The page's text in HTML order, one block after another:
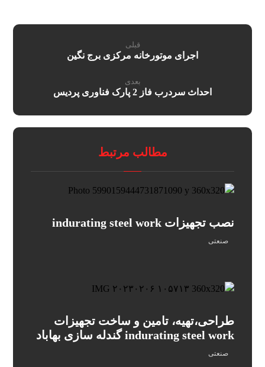
قبلی
اجرای موتورخانه مرکزی برج نگین
بعدی
احداث سردرب فاز 2 پارک فناوری پردیس
مطالب مرتبط
نصب تجهیزات indurating steel work
صنعتی
طراحی،تهیه، تامین و ساخت تجهیزات
indurating steel work گندله سازی بهاباد
صنعتی